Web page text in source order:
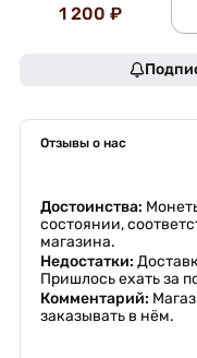
1 200 ₽
Отзывы о нас
Достоинства:
состоянии,
магазина.
Недостатки:
Пришлось ехать за
Комментарий:
заказывать в нём.